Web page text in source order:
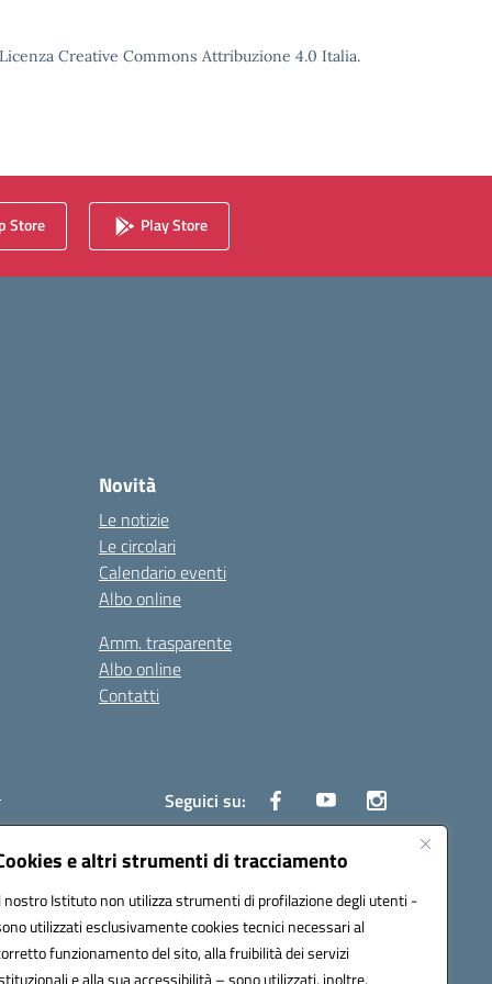
e altri strumenti di tracciamento
nostro Istituto non utilizza strumenti di profilazione degli utenti -
utilizzati esclusivamente cookies tecnici necessari al
funzionamento del sito, alla fruibilità dei servizi
e alla sua accessibilità – sono utilizzati, inoltre,
Creative Commons Attribuzione 4.0 Italia.
Store Play Store
Novità
Le notizie
Le circolari
Calendario eventi
Albo online
Amm. trasparente
Albo online
Contatti
Seguici su: